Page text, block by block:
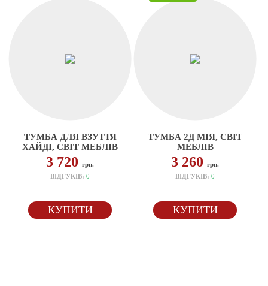
ТУМБА ДЛЯ ВЗУТТЯ
ХАЙДІ, СВІТ МЕБЛІВ
3 720грн.
ВІДГУКІВ:0
КУПИТИ
ТУМБА 2Д МІЯ, СВІТ
МЕБЛІВ
3 260грн.
ВІДГУКІВ:0
КУПИТИ